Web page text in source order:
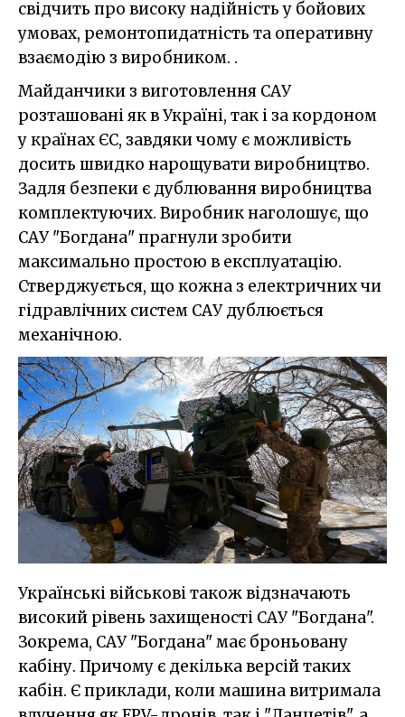
свідчить про високу надійність у бойових
умовах, ремонтопидатність та оперативну
взаємодію з виробником. .
Майданчики з виготовлення САУ
розташовані як в Україні, так і за кордоном
у країнах ЄС, завдяки чому є можливість
досить швидко нарощувати виробництво.
Задля безпеки є дублювання виробництва
комплектуючих. Виробник наголошує, що
САУ "Богдана" прагнули зробити
максимально простою в експлуатацію.
Стверджується, що кожна з електричних чи
гідравлічних систем САУ дублюється
механічною.
Українські військові також відзначають
високий рівень захищеності САУ "Богдана".
Зокрема, САУ "Богдана" має броньовану
кабіну. Причому є декілька версій таких
кабін. Є приклади, коли машина витримала